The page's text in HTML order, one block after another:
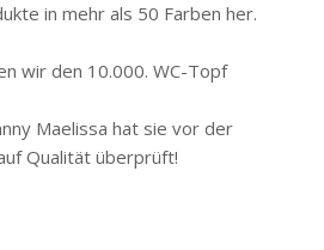
in mehr als 50 Farben her.
wir den 10.000. WC-Topf
Maelissa hat sie vor der
Qualität überprüft!